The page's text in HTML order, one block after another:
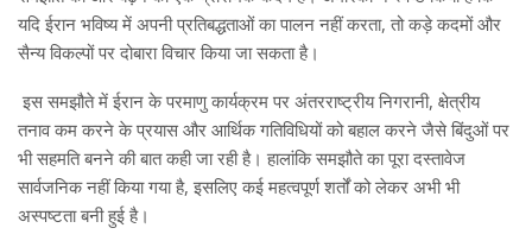
यदि ईरान भविष्य में अपनी प्रतिबद्धताओं का पालन नहीं करता, तो कड़े कदमों और
सैन्य विकल्पों पर दोबारा विचार किया जा सकता है।
इस समझौते में ईरान के परमाणु कार्यक्रम पर अंतरराष्ट्रीय निगरानी, क्षेत्रीय
तनाव कम करने के प्रयास और आर्थिक गतिविधियों को बहाल करने जैसे बिंदुओं पर
भी सहमति बनने की बात कही जा रही है। हालांकि समझौते का पूरा दस्तावेज
सार्वजनिक नहीं किया गया है, इसलिए कई महत्वपूर्ण शर्तों को लेकर अभी भी
अस्पष्टता बनी हुई है।